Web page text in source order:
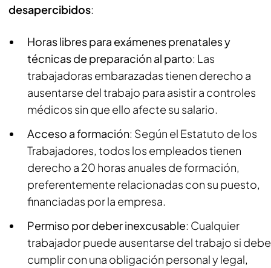
desapercibidos:
Horas libres para exámenes prenatales y
técnicas de preparación al parto: Las
trabajadoras embarazadas tienen derecho a
ausentarse del trabajo para asistir a controles
médicos sin que ello afecte su salario.
Acceso a formación: Según el Estatuto de los
Trabajadores, todos los empleados tienen
derecho a 20 horas anuales de formación,
preferentemente relacionadas con su puesto,
financiadas por la empresa.
Permiso por deber inexcusable: Cualquier
trabajador puede ausentarse del trabajo si debe
cumplir con una obligación personal y legal,